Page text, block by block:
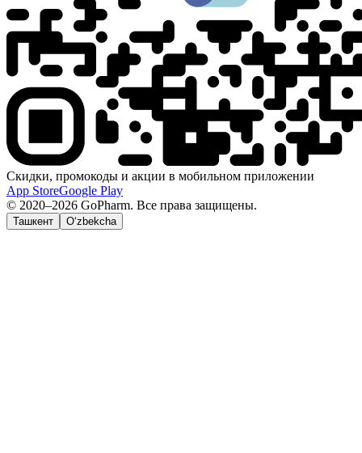
Скидки, промокоды и акции в мобильном приложении
App StoreGoogle Play
© 2020–2026 GoPharm. Все права защищены.
Ташкент O‘zbekcha